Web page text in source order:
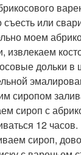
или
моем
извлекаем
дольки в
сиропом
сироп с
12 часов.
сироп,